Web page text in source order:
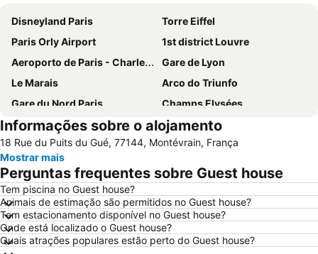
Disneyland Paris
Torre Eiffel
Paris Orly Airport
1st district Louvre
Aeroporto de Paris - Charles de Gaulle
Gare de Lyon
Le Marais
Arco do Triunfo
Gare du Nord Paris
Champs Elysées
58 tour eiffel
Quartier Latin
8th district Élysée
9th district Opéra
Museu do Louvre
6th district Luxembourg
Paris Expo Porte de Versailles 5th district Panthéon
Stade de France
Montparnasse
7th district Palais Bourbon
15th district Vaugirard
Disney Village
3rd district Temple
Informações sobre o alojamento
18 Rue du Puits du Gué, 77144, Montévrain, França
Mostrar mais
Perguntas frequentes sobre Guest house
Tem piscina no Guest house?
Animais de estimação são permitidos no Guest house?
Tem estacionamento disponível no Guest house?
Onde está localizado o Guest house?
Quais atrações populares estão perto do Guest house?